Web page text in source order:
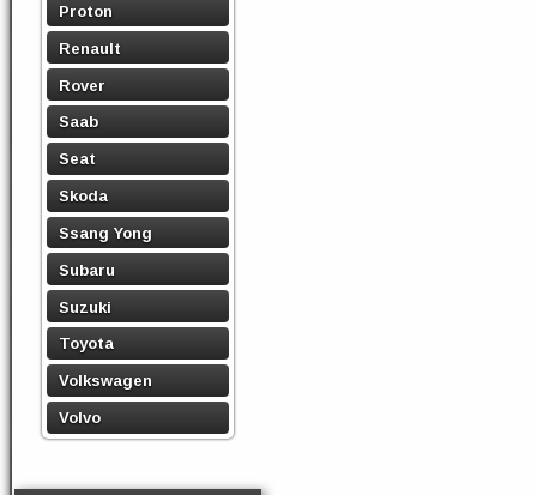
Proton
Renault
Rover
Saab
Seat
Skoda
Ssang Yong
Subaru
Suzuki
Toyota
Volkswagen
Volvo